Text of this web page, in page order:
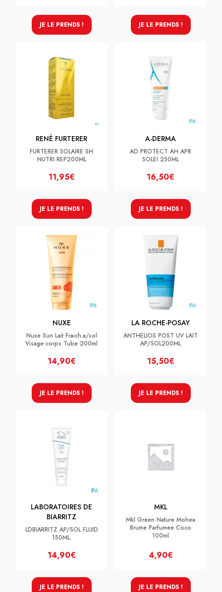
JE LE PRENDS ! JE LE PRENDS !
RENÉ FURTERER
FURTERER SOLAIRE SH
NUTRI REP200ML
11,95€
JE LE PRENDS !
A-DERMA
AD PROTECT AH APR
SOLEI 250ML
16,50€
JE LE PRENDS !
NUXE
Nuxe Sun Lait Fraich.a/sol
Visage-corps Tube 200ml
14,90€
JE LE PRENDS !
LA ROCHE-POSAY
ANTHELIOS POST UV LAIT
AP/SOL200ML
15,50€
JE LE PRENDS !
LABORATOIRES DE
BIARRITZ
LDBIARRITZ AP/SOL FLUID
150ML.
14,90€
JE LE PRENDS !
MKL
Mkl Green Nature Mohea
Brume Parfumee Coco
100ml
4,90€
JE LE PRENDS !